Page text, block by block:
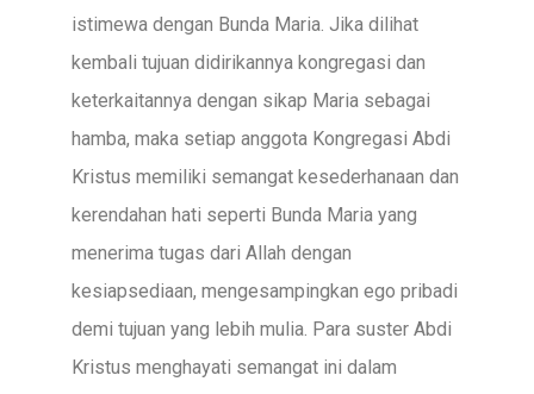
istimewa dengan Bunda Maria. Jika dilihat
kembali tujuan didirikannya kongregasi dan
keterkaitannya dengan sikap Maria sebagai
hamba, maka setiap anggota Kongregasi Abdi
Kristus memiliki semangat kesederhanaan dan
kerendahan hati seperti Bunda Maria yang
menerima tugas dari Allah dengan
kesiapsediaan, mengesampingkan ego pribadi
demi tujuan yang lebih mulia. Para suster Abdi
Kristus menghayati semangat ini dalam